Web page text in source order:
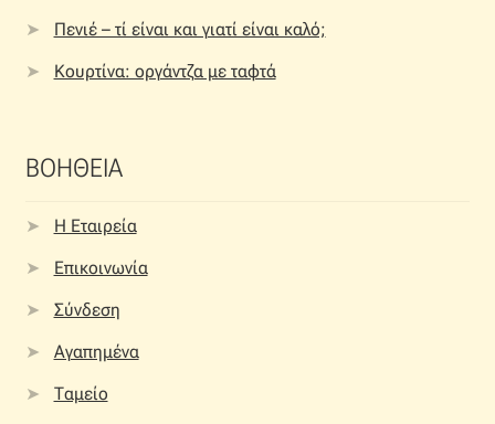
Πενιέ – τί είναι και γιατί είναι καλό;
Κουρτίνα: οργάντζα με ταφτά
ΒΟΗΘΕΙΑ
Η Εταιρεία
Επικοινωνία
Σύνδεση
Αγαπημένα
Ταμείο